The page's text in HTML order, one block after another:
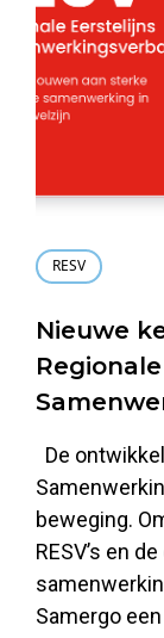
RESV
Nieuwe
De
beweging.
RESV’s en
Samergo